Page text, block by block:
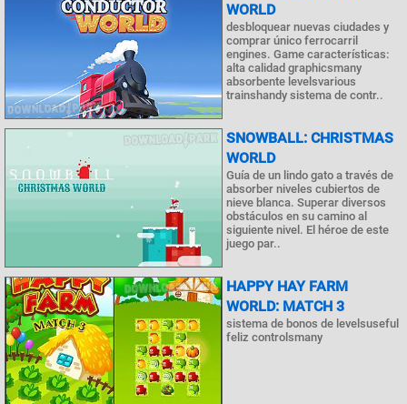
WORLD
desbloquear nuevas ciudades y
comprar único ferrocarril
engines. Game características:
alta calidad graphicsmany
absorbente levelsvarious
trainshandy sistema de contr..
SNOWBALL: CHRISTMAS
WORLD
Guía de un lindo gato a través de
absorber niveles cubiertos de
nieve blanca. Superar diversos
obstáculos en su camino al
siguiente nivel. El héroe de este
juego par..
HAPPY HAY FARM
WORLD: MATCH 3
sistema de bonos de levelsuseful
feliz controlsmany